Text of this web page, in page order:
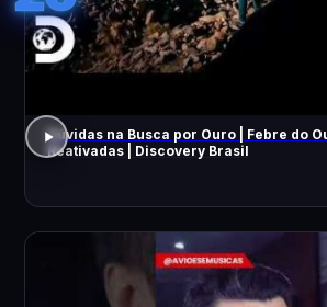
Dúvidas na Busca por Ouro | Febre do
Reativadas | Discovery Brasil